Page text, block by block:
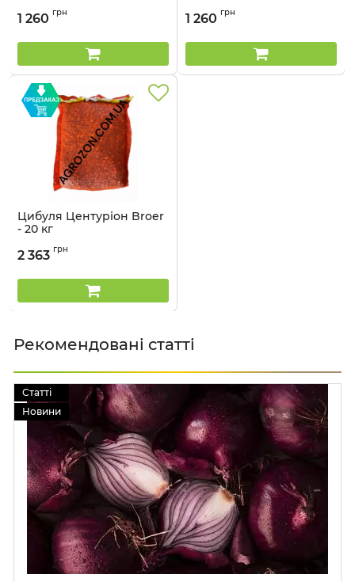
1 260 грн 1 260 грн
Цибуля Центуріон Broer
- 20 кг
2 363 грн
Рекомендовані статті
Статті
Новини